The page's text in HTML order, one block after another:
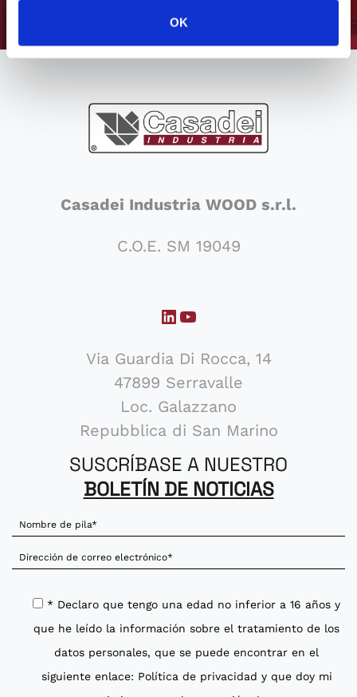
OK
Casadei Industria WOOD s.r.l.
C.O.E. SM 19049
LinkedIn
YouTube
Via Guardia Di Rocca, 14
47899 Serravalle
Loc. Galazzano
Repubblica di San Marino
SUSCRÍBASE A NUESTRO
BOLETÍN DE NOTICIAS
* Declaro que tengo una edad no inferior a 16 años y
que he leído la información sobre el tratamiento de los
datos personales, que se puede encontrar en el
siguiente enlace: Política de privacidad y que doy mi